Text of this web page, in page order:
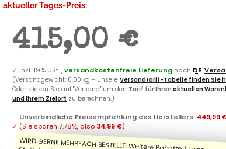
aktueller Tages-Preis:
415,00 €
✓ inkl. 19% USt. ,versandkostenfreie Lieferung nach DE.
(Versandgewicht: 0,00 kg - Unsere Versandtarif-Tabelle finden Sie
Oder klicken Sie auf "Versand" um den Tarif für Ihren aktuellen
und Ihrem Zielort zu berechnen.)
Unverbindliche Preisempfehlung des Herstellers: 449,99
✓ (Sie sparen 7.78%, also 34,99 €)